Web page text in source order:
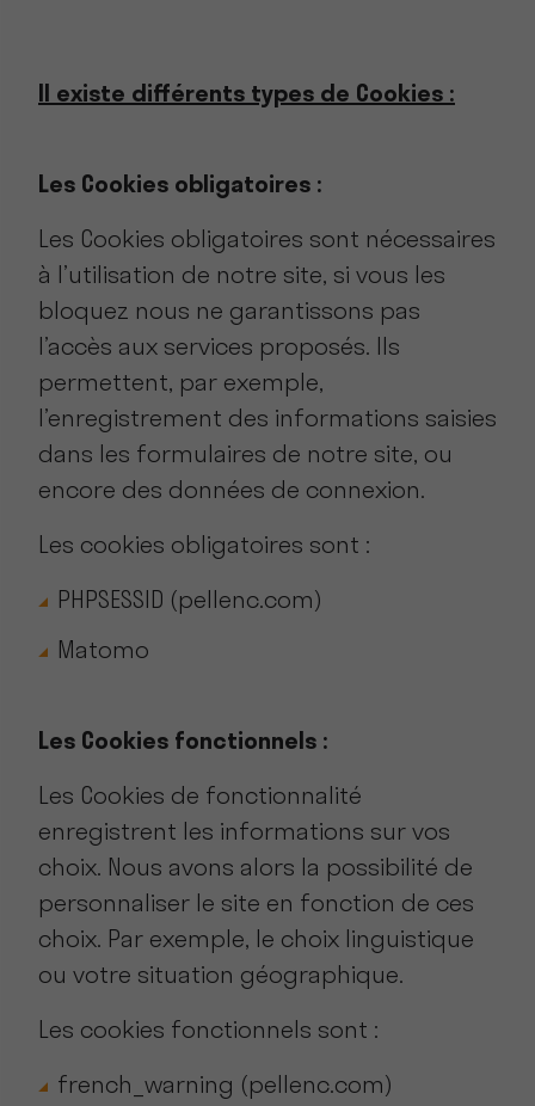
Il existe différents types de Cookies :
Les Cookies obligatoires :
Les Cookies obligatoires sont nécessaires
à l’utilisation de notre site, si vous les
bloquez nous ne garantissons pas
l’accès aux services proposés. Ils
permettent, par exemple,
l’enregistrement des informations saisies
dans les formulaires de notre site, ou
encore des données de connexion.
Les cookies obligatoires sont :
PHPSESSID (pellenc.com)
Matomo
Les Cookies fonctionnels :
Les Cookies de fonctionnalité
enregistrent les informations sur vos
choix. Nous avons alors la possibilité de
personnaliser le site en fonction de ces
choix. Par exemple, le choix linguistique
ou votre situation géographique.
Les cookies fonctionnels sont :
french_warning (pellenc.com)